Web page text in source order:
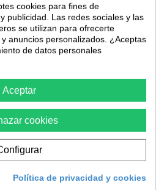
Más
a través de
que tengan un importe superior a
€. Puede consultar todas las
una vez acceda a su carrito y
pago mediante financiación.
cookies para fines de
publicidad. Las redes sociales y las
se utilizan para ofrecerte
anuncios personalizados. ¿Aceptas
de datos personales
Aceptar
cookies
Política de privacidad y cookies